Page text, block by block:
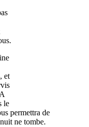
et
le
permettra de
ne tombe.